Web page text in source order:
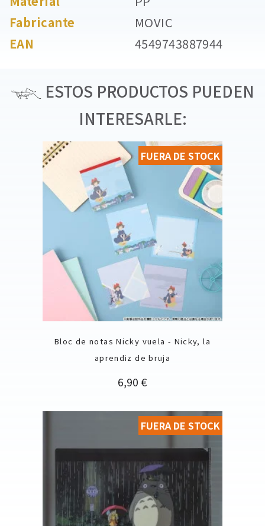
Fabricante
MOVIC
EAN
4549743887944
ESTOS PRODUCTOS PUEDEN
INTERESARLE:
Bloc de notas Nicky vuela - Nicky, la
aprendiz de bruja
Precio
6,90 €
FUERA DE STOCK
FUERA DE STOCK